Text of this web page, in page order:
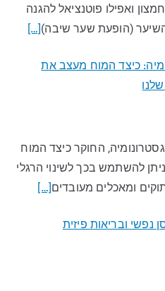
ואפילו פוטנציאל להגנה
(הופעת שער שיבה)[…]
כיצד המוח מעצב את
החוקר כיצד המוח
להשתמש בכך לשינוי הרגלי
ומאכלים מעובדים​[…]
נפשי ובריאות פיזית